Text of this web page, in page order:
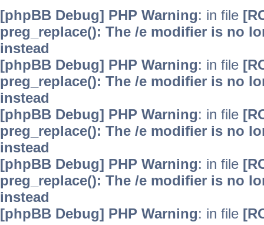
[phpBB Debug] PHP Warning: in file
preg_replace(): The /e modifier is no
instead
[phpBB Debug] PHP Warning: in file
preg_replace(): The /e modifier is no
instead
[phpBB Debug] PHP Warning: in file
preg_replace(): The /e modifier is no
instead
[phpBB Debug] PHP Warning: in file
preg_replace(): The /e modifier is no
instead
[phpBB Debug] PHP Warning: in file